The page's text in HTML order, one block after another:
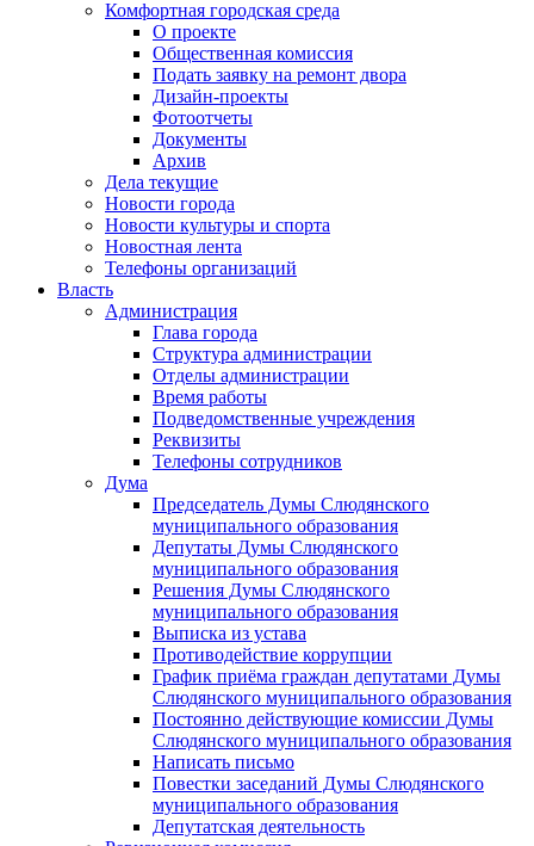
Комфортная городская среда
О проекте
Общественная комиссия
Подать заявку на ремонт двора
Дизайн-проекты
Фотоотчеты
Документы
Архив
Дела текущие
Новости города
Новости культуры и спорта
Новостная лента
Телефоны организаций
Власть
Администрация
Глава города
Структура администрации
Отделы администрации
Время работы
Подведомственные учреждения
Реквизиты
Телефоны сотрудников
Дума
Председатель Думы Слюдянского
муниципального образования
Депутаты Думы Слюдянского
муниципального образования
Решения Думы Слюдянского
муниципального образования
Выписка из устава
Противодействие коррупции
График приёма граждан депутатами Думы
Слюдянского муниципального образования
Постоянно действующие комиссии Думы
Слюдянского муниципального образования
Написать письмо
Повестки заседаний Думы Слюдянского
муниципального образования
Депутатская деятельность